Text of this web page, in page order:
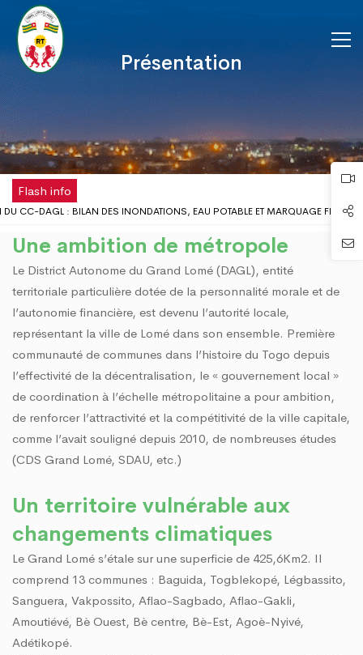
Présentation
Flash info
CC-DAGL : BILAN DES INONDATIONS, EAU POTABLE ET MARQUAGE FISCAL
DISPOSE DÉSORMAIS D'UNE ANTENNE RÉGIONALE DE LA CHAMBRE DE
DE LA FÊTE DU TRAVAIL AU DISTRICT AUTONOME DU GRAND LOMÉ
PROBLÈMES D’INONDATIONS DANS LE GRAND LOMÉ : L’ENTRÉE EN SCÈNE
DU DISTRICT AUTONOME DU GRAND LOMÉ A TENU SA 2ÈME
RISQUES D’INONDATION DANS LE GRAND LOMÉ : VERS UNE SYNERGIE
DU PEUL III : DES ÉQUIPEMENTS SPORTIFS OFFERTS AUX COMMUNES DU
Une ambition de métropole
Le District Autonome du Grand Lomé (DAGL), entité
territoriale particulière dotée de la personnalité morale et de
l’autonomie financière, est devenu l’autorité locale,
représentant la ville de Lomé dans son ensemble. Première
communauté de communes dans l’histoire du Togo depuis
l’effectivité de la décentralisation, le « gouvernement local »
de coordination à l’échelle métropolitaine a pour ambition,
de renforcer l’attractivité et la compétitivité de la ville capitale,
comme l’avait souligné depuis 2010, de nombreuses études
(CDS Grand Lomé, SDAU, etc.)
Un territoire vulnérable aux
changements climatiques
Le Grand Lomé s’étale sur une superficie de 425,6Km2. Il
comprend 13 communes : Baguida, Togblekopé, Légbassito,
Sanguera, Vakpossito, Aflao-Sagbado, Aflao-Gakli,
Amoutiévé, Bè Ouest, Bè centre, Bè-Est, Agoè-Nyivé,
Adétikopé.